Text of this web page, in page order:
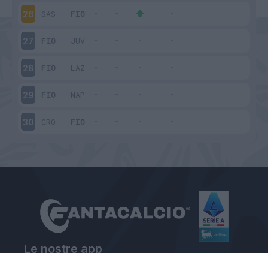
26 SAS - FIO
27 FIO - JUV
28 FIO - LAZ
29 FIO - NAP
30 CRO - FIO
Le nostre app